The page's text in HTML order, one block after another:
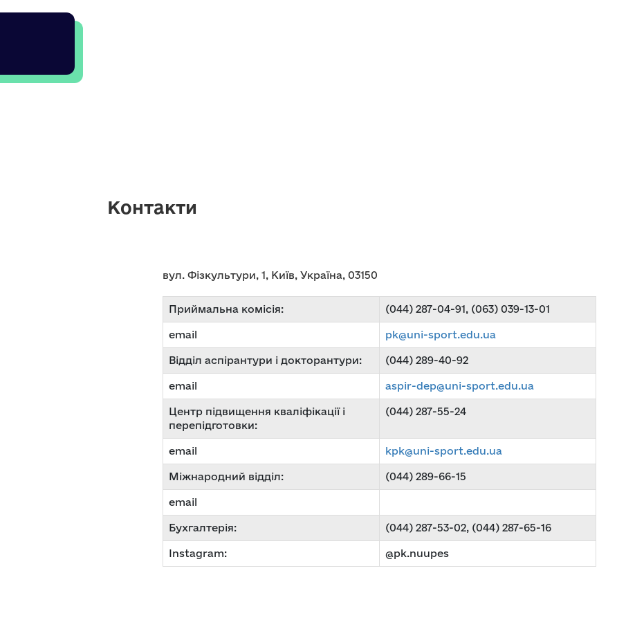
Контакти
вул. Фізкультури, 1, Київ, Україна, 03150
Приймальна комісія: (044) 287-04-91, (063) 039-13-01
email pk@uni-sport.edu.ua
Відділ аспірантури і докторантури: (044) 289-40-92
email aspir-dep@uni-sport.edu.ua
Центр підвищення кваліфікації і
перепідготовки:
(044) 287-55-24
email kpk@uni-sport.edu.ua
Міжнародний відділ: (044) 289-66-15
email
Бухгалтерія: (044) 287-53-02, (044) 287-65-16
Instagram: @pk.nuupes